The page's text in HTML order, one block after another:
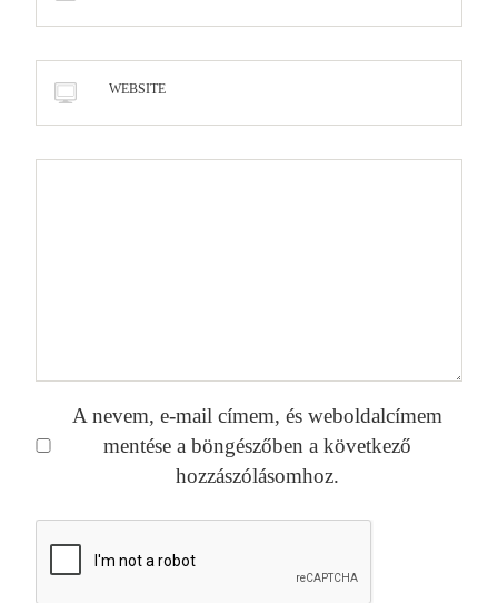
WEBSITE
A nevem, e-mail címem, és weboldalcímem
mentése a böngészőben a következő
hozzászólásomhoz.